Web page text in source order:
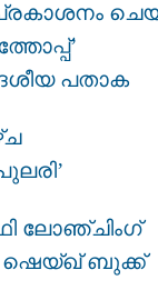
പതാക
ലോഞ്ചിംഗ്
ഷെയ്ഖ് ബുക്ക്